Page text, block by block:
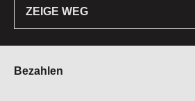
ZEIGE WEG
Bezahlen